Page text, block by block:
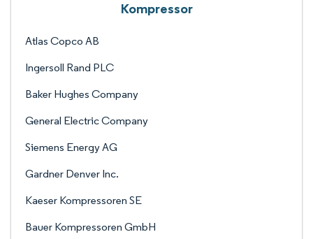
Kompressor
Atlas Copco AB
Ingersoll Rand PLC
Baker Hughes Company
General Electric Company
Siemens Energy AG
Gardner Denver Inc.
Kaeser Kompressoren SE
Bauer Kompressoren GmbH